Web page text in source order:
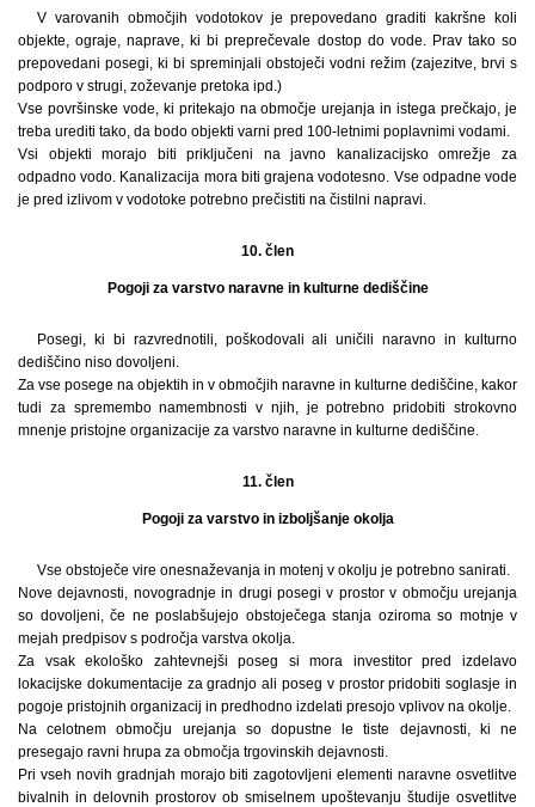
V varovanih območjih vodotokov je prepovedano graditi kakršne koli
objekte, ograje, naprave, ki bi preprečevale dostop do vode. Prav tako so
prepovedani posegi, ki bi spreminjali obstoječi vodni režim (zajezitve, brvi s
podporo v strugi, zoževanje pretoka ipd.)
Vse površinske vode, ki pritekajo na območje urejanja in istega prečkajo, je
treba urediti tako, da bodo objekti varni pred 100-letnimi poplavnimi vodami.
Vsi objekti morajo biti priključeni na javno kanalizacijsko omrežje za
odpadno vodo. Kanalizacija mora biti grajena vodotesno. Vse odpadne vode
je pred izlivom v vodotoke potrebno prečistiti na čistilni napravi.
10. člen
Pogoji za varstvo naravne in kulturne dediščine
Posegi, ki bi razvrednotili, poškodovali ali uničili naravno in kulturno
dediščino niso dovoljeni.
Za vse posege na objektih in v območjih naravne in kulturne dediščine, kakor
tudi za spremembo namembnosti v njih, je potrebno pridobiti strokovno
mnenje pristojne organizacije za varstvo naravne in kulturne dediščine.
11. člen
Pogoji za varstvo in izboljšanje okolja
Vse obstoječe vire onesnaževanja in motenj v okolju je potrebno sanirati.
Nove dejavnosti, novogradnje in drugi posegi v prostor v območju urejanja
so dovoljeni, če ne poslabšujejo obstoječega stanja oziroma so motnje v
mejah predpisov s področja varstva okolja.
Za vsak ekološko zahtevnejši poseg si mora investitor pred izdelavo
lokacijske dokumentacije za gradnjo ali poseg v prostor pridobiti soglasje in
pogoje pristojnih organizacij in predhodno izdelati presojo vplivov na okolje.
Na celotnem območju urejanja so dopustne le tiste dejavnosti, ki ne
presegajo ravni hrupa za območja trgovinskih dejavnosti.
Pri vseh novih gradnjah morajo biti zagotovljeni elementi naravne osvetlitve
bivalnih in delovnih prostorov ob smiselnem upoštevanju študije osvetlitve